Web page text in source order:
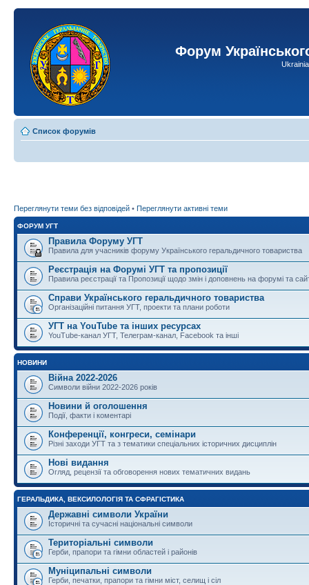
Форум
Список форумів
Переглянути теми без відповідей • Переглянути активні теми
ФОРУМ УГТ
Правила Форуму УГТ
Правила для учасників форуму Українського геральдичного товариства
Реєстрація на Форумі УГТ та пропозиції
Правила реєстрації та Пропозиції щодо змін і доповнень на форумі та
Справи Українського геральдичного товариства
Організаційні питання УГТ, проекти та плани роботи
УГТ на YouTube та інших ресурсах
YouTube-канал УГТ, Телеграм-канал, Facebook та інші
НОВИНИ
Війна 2022-2026
Символи війни 2022-2026 років
Новини й оголошення
Події, факти і коментарі
Конференції, конгреси, семінари
Різні заходи УГТ та з тематики спеціальних історичних дисциплін
Нові видання
Огляд, рецензії та обговорення нових тематичних видань
ГЕРАЛЬДИКА, ВЕКСИЛОЛОГІЯ ТА СФРАГІСТИКА
Державні символи України
Історичні та сучасні національні символи
Територіальні символи
Герби, прапори та гімни областей і районів
Муніципальні символи
Герби, печатки, прапори та гімни міст, селищ і сіл